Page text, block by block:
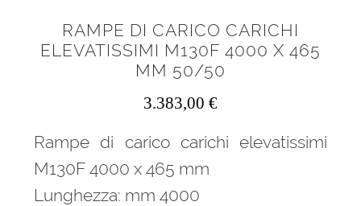
RAMPE DI CARICO CARICHI
ELEVATISSIMI M130F 4000 X 465
MM 50/50
3.383,00 €
Rampe di carico carichi elevatissimi
M130F 4000 x 465 mm
Lunghezza: mm 4000